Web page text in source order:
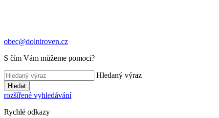
obec@dolniroven.cz
S čím Vám můžeme pomoci?
Hledaný výraz
Hledat
rozšířené vyhledávání
Rychlé odkazy